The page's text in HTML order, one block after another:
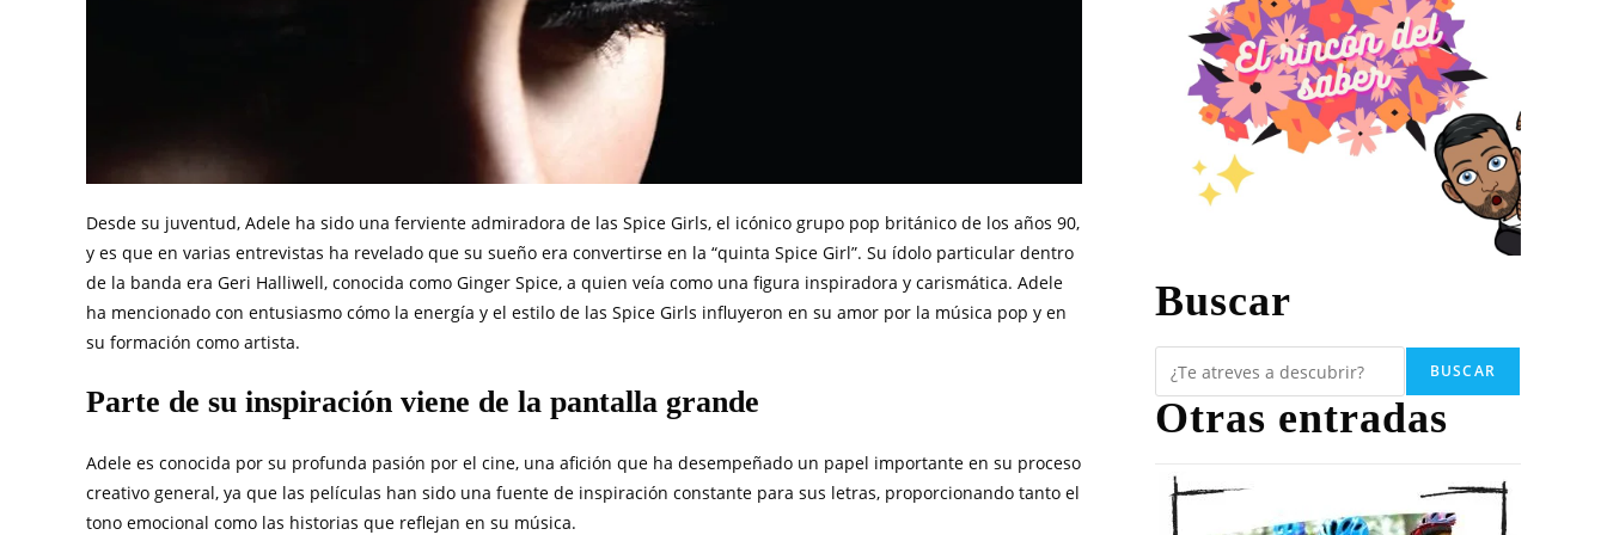
Desde su juventud, Adele ha sido una ferviente admiradora de las Spice Girls, el icónico grupo pop británico de los años 90,
y es que en varias entrevistas ha revelado que su sueño era convertirse en la “quinta Spice Girl”. Su ídolo particular dentro
de la banda era Geri Halliwell, conocida como Ginger Spice, a quien veía como una figura inspiradora y carismática. Adele
ha mencionado con entusiasmo cómo la energía y el estilo de las Spice Girls influyeron en su amor por la música pop y en
su formación como artista.
Parte de su inspiración viene de la pantalla grande
Adele es conocida por su profunda pasión por el cine, una afición que ha desempeñado un papel importante en su proceso
creativo general, ya que las películas han sido una fuente de inspiración constante para sus letras, proporcionando tanto el
tono emocional como las historias que reflejan en su música.
Buscar
BUSCAR
Otras entradas